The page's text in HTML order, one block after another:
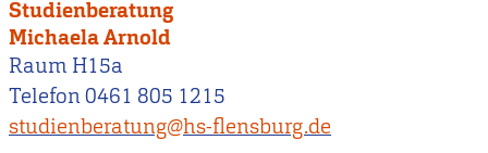
Studienberatung
Michaela Arnold
Raum H15a
Telefon 0461 805 1215
studienberatung@hs-flensburg.de